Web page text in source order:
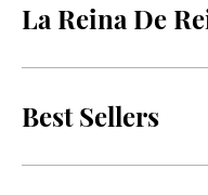
La Reina De
Best Sellers